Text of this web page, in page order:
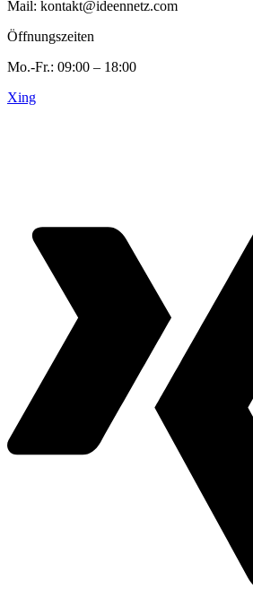
Mail: kontakt@ideennetz.com
Öffnungszeiten
Mo.-Fr.: 09:00 – 18:00
Xing